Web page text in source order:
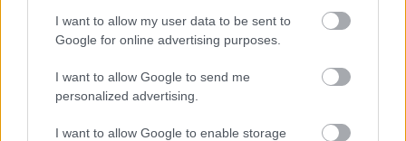
I want to allow my user data to be sent to
Google for online advertising purposes.
I want to allow Google to send me
personalized advertising.
I want to allow Google to enable storage
@GB3Championship paddock after his
cancer diagnosis.
Stay strong Will!#BRDC